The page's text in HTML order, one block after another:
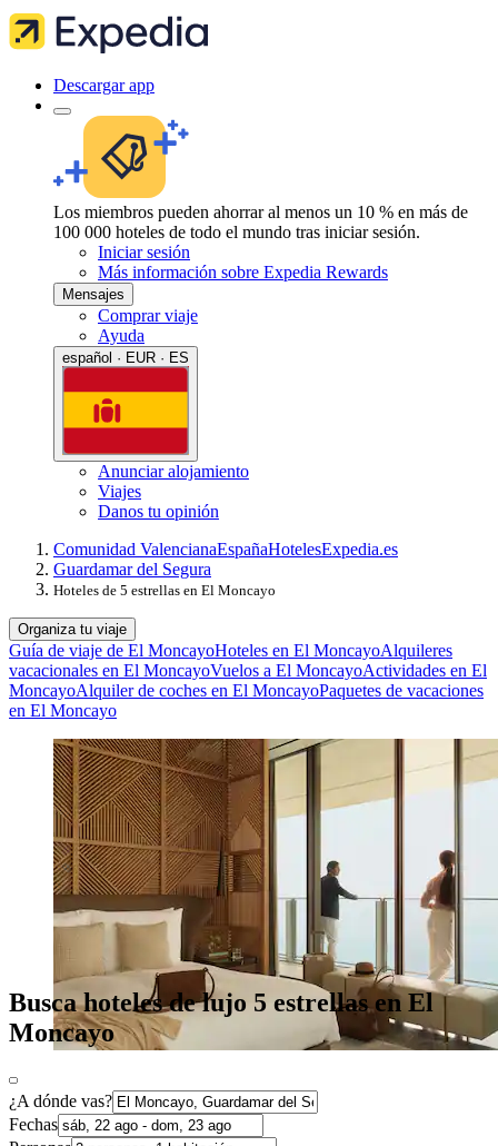
Descargar app
Los miembros pueden ahorrar al menos un 10 % en más de
100 000 hoteles de todo el mundo tras iniciar sesión.
Iniciar sesión
Más información sobre Expedia Rewards
Mensajes
Comprar viaje
Ayuda
español · EUR · ES
Anunciar alojamiento
Viajes
Danos tu opinión
Comunidad ValencianaEspañaHotelesExpedia.es
Guardamar del Segura
Hoteles de 5 estrellas en El Moncayo
Organiza tu viaje
Guía de viaje de El MoncayoHoteles en El MoncayoAlquileres
vacacionales en El MoncayoVuelos a El MoncayoActividades en El
MoncayoAlquiler de coches en El MoncayoPaquetes de vacaciones
en El Moncayo
Busca hoteles de lujo 5 estrellas en El
Moncayo
¿A dónde vas?
Fechas